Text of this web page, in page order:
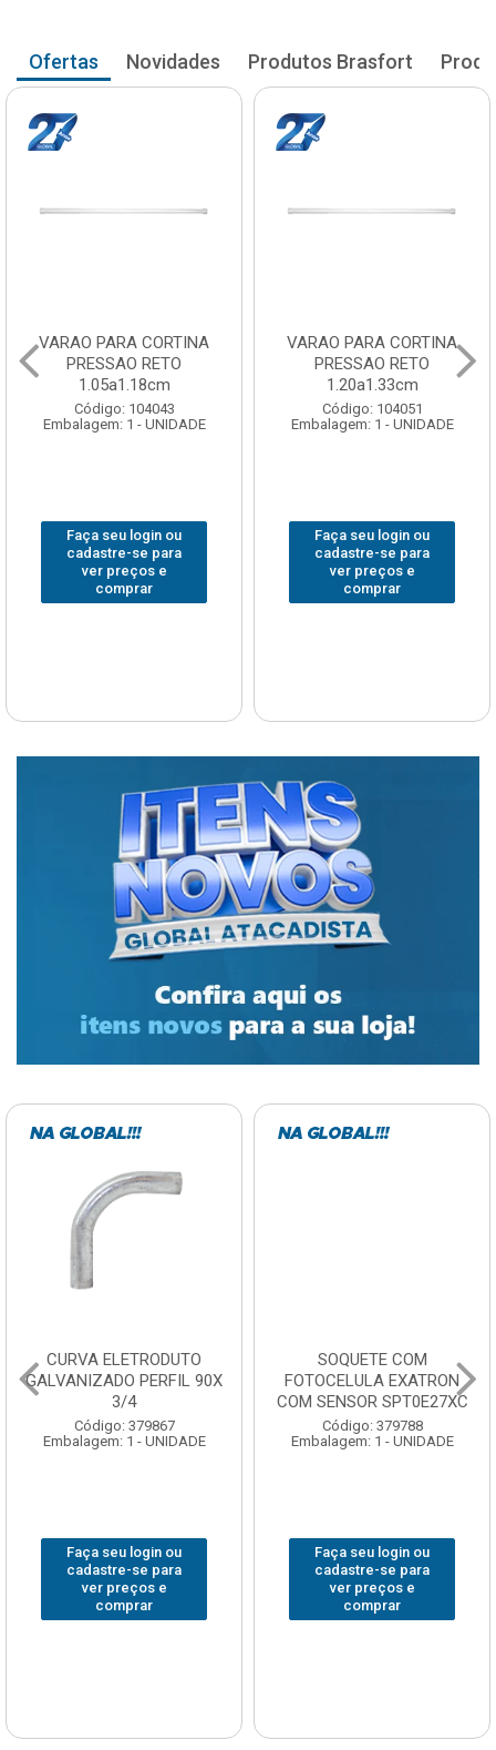
Ofertas Novidades Produtos Brasfort
VARAO PARA CORTINA
PRESSAO RETO
1.05a1.18cm
Código: 104043
Embalagem: 1 - UNIDADE
Faça seu login ou
cadastre-se para
ver preços e
comprar
VARAO PARA CORTINA
PRESSAO RETO
1.20a1.33cm
Código: 104051
Embalagem: 1 - UNIDADE
Faça seu login ou
cadastre-se para
ver preços e
comprar
CURVA ELETRODUTO
GALVANIZADO PERFIL 90X
3/4
Código: 379867
Embalagem: 1 - UNIDADE
Faça seu login ou
cadastre-se para
ver preços e
comprar
SOQUETE COM
FOTOCELULA EXATRON
COM SENSOR SPT0E27XC
Código: 379788
Embalagem: 1 - UNIDADE
Faça seu login ou
cadastre-se para
ver preços e
comprar